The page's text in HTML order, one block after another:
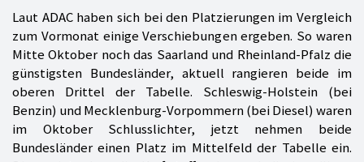
Laut ADAC haben sich bei den Platzierungen im Vergleich
zum Vormonat einige Verschiebungen ergeben. So waren
Mitte Oktober noch das Saarland und Rheinland-Pfalz die
günstigsten Bundesländer, aktuell rangieren beide im
oberen Drittel der Tabelle. Schleswig-Holstein (bei
Benzin) und Mecklenburg-Vorpommern (bei Diesel) waren
im Oktober Schlusslichter, jetzt nehmen beide
Bundesländer einen Platz im Mittelfeld der Tabelle ein.